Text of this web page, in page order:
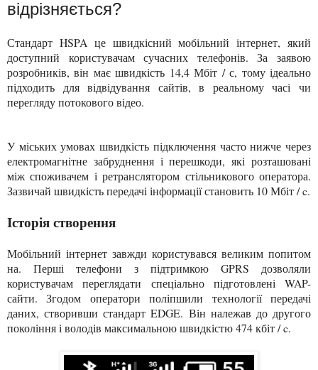
відрізняється?
Стандарт HSPA це швидкісний мобільний інтернет, який
доступний користувачам сучасних телефонів. За заявою
розробників, він має швидкість 14,4 Мбіт / с, тому ідеально
підходить для відвідування сайтів, в реальному часі чи
перегляду потокового відео.
У міських умовах швидкість підключення часто нижче через
електромагнітне забруднення і перешкоди, які розташовані
між споживачем і ретранслятором стільникового оператора.
Зазвичай швидкість передачі інформації становить 10 Мбіт / c.
Історія створення
Мобільний інтернет завжди користувався великим попитом
на. Перші телефони з підтримкою GPRS дозволяли
користувачам переглядати спеціально підготовлені WAP-
сайти. Згодом оператори поліпшили технології передачі
даних, створивши стандарт EDGE. Він належав до другого
покоління і володів максимальною швидкістю 474 кбіт / c.